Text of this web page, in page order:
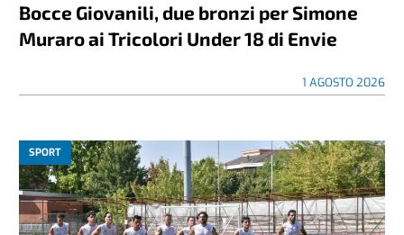
Bocce Giovanili, due bronzi per Simone
Muraro ai Tricolori Under 18 di Envie
1 AGOSTO 2026
SPORT